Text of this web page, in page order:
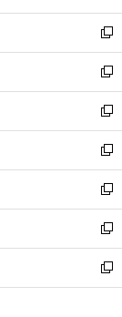
開
く
ン
ド
ウ
で
開
く
ウ
ィ
ン
ド
ウ
で
開
く
し
い
ウ
ィ
ン
ド
ウ
で
開
く
新
し
い
ウ
ィ
ン
ド
ウ
で
開
く
新
し
い
ウ
ィ
ン
ド
ウ
で
開
く
新
し
い
ウ
ィ
ン
ド
ウ
で
開
新
し
い
ウ
ィ
ン
ド
ウ
新
し
い
ウ
ィ
ン
新
し
い
ウ
新
し